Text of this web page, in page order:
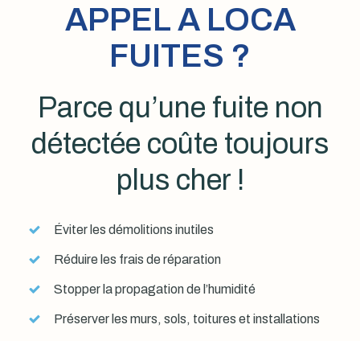
APPEL A LOCA
FUITES ?
Parce qu’une fuite non
détectée coûte toujours
plus cher !
Éviter les démolitions inutiles
Réduire les frais de réparation
Stopper la propagation de l’humidité
Préserver les murs, sols, toitures et installations